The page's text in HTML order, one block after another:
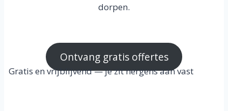
dorpen.
Ontvang gratis offertes
Gratis en vrijblijvend — je zit nergens aan vast